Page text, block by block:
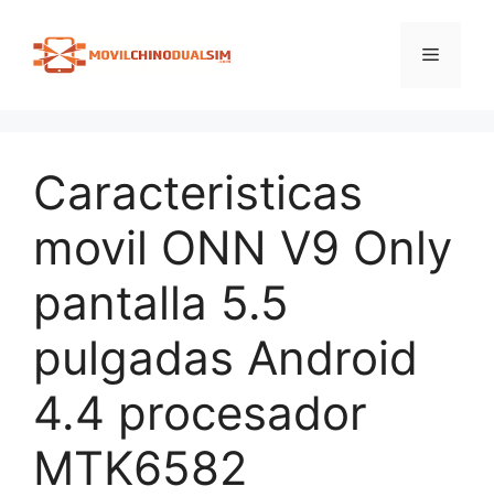
contenido
Menú
Caracteristicas
movil ONN V9 Only
pantalla 5.5
pulgadas Android
4.4 procesador
MTK6582